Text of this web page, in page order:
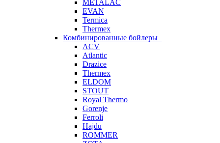
METALAC
EVAN
Termica
Thermex
Комбинированные бойлеры
ACV
Atlantic
Drazice
Thermex
ELDOM
STOUT
Royal Thermo
Gorenje
Ferroli
Hajdu
ROMMER